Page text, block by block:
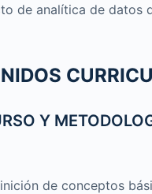
de analítica de datos
Y
de conceptos